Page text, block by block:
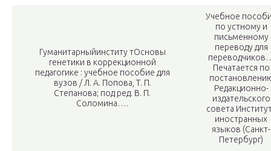
Гуманитарныйинститу тОсновы
генетики в коррекционной
педагогике : учебное пособие для
вузов / Л. А. Попова, Т. П.
Степанова; под ред. В. П.
Соломина….
Учебное
по устному и
письменному
переводу для
Печатается по
Редакционно-
издательского
совета
иностранных
языков (Санкт-
Петербург)